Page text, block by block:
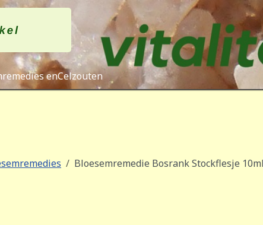
enCelzouten
Bloesemremedie Bosrank Stockflesje